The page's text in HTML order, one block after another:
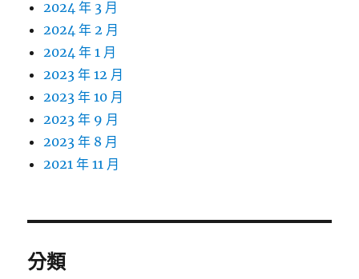
2024 年 3 月
2024 年 2 月
2024 年 1 月
2023 年 12 月
2023 年 10 月
2023 年 9 月
2023 年 8 月
2021 年 11 月
分類